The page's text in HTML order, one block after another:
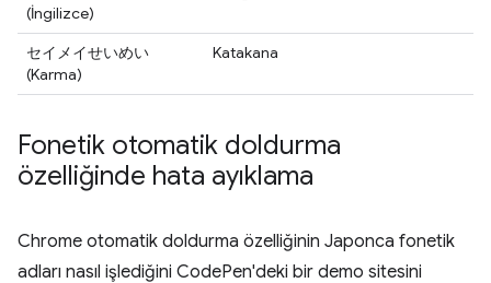
(İngilizce)
セイメイせいめい
(Karma)
Katakana
Fonetik otomatik doldurma
özelliğinde hata ayıklama
Chrome otomatik doldurma özelliğinin Japonca fonetik
adları nasıl işlediğini CodePen'deki bir demo sitesini